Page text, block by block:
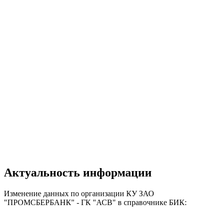
Актуальность информации
Изменение данных по организации КУ ЗАО
"ПРОМСБЕРБАНК" - ГК "АСВ" в справочнике БИК: